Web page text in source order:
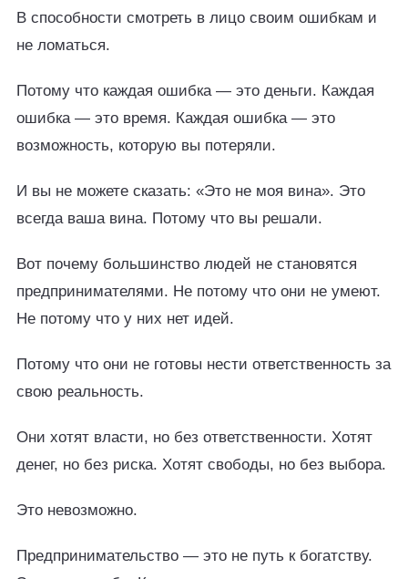
В способности смотреть в лицо своим ошибкам и
не ломаться.
Потому что каждая ошибка — это деньги. Каждая
ошибка — это время. Каждая ошибка — это
возможность, которую вы потеряли.
И вы не можете сказать: «Это не моя вина». Это
всегда ваша вина. Потому что вы решали.
Вот почему большинство людей не становятся
предпринимателями. Не потому что они не умеют.
Не потому что у них нет идей.
Потому что они не готовы нести ответственность за
свою реальность.
Они хотят власти, но без ответственности. Хотят
денег, но без риска. Хотят свободы, но без выбора.
Это невозможно.
Предпринимательство — это не путь к богатству.